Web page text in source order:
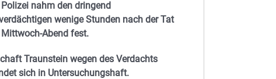
Polizei nahm den dringend
wenige Stunden nach der Tat
Abend fest.
Traunstein wegen des Verdachts
sich in Untersuchungshaft.